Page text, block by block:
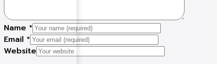
Name *
Email *
Website